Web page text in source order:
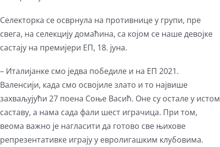
Селекторка се осврнула на противнице у групи, пре
свега, на селекцију домаћина, са којом се наше девојке
састају на премијери ЕП, 18. јуна.
– Италијанке смо једва победиле и на ЕП 2021.
Валенсији, када смо освојиле злато и то највише
захваљујући 27 поена Соње Васић. Оне су остале у истом
саставу, а нама сада фали шест играчица. При том,
веома важно је нагласити да готово све њихове
репрезентативке играју у евролигашким клубовима.